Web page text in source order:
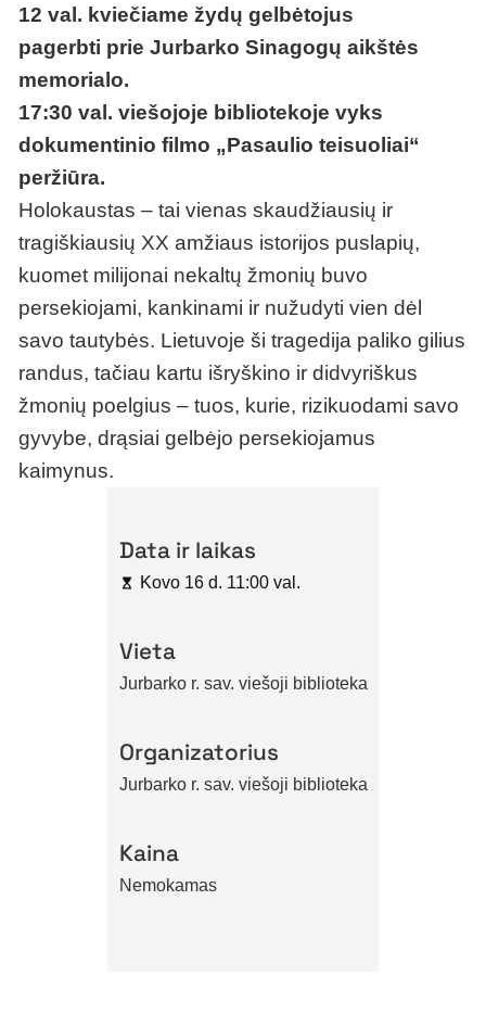
12 val. kviečiame žydų gelbėtojus
pagerbti prie Jurbarko Sinagogų aikštės
memorialo.
17:30 val. viešojoje bibliotekoje vyks
dokumentinio filmo „Pasaulio teisuoliai“
peržiūra.
Holokaustas – tai vienas skaudžiausių ir
tragiškiausių XX amžiaus istorijos puslapių,
kuomet milijonai nekaltų žmonių buvo
persekiojami, kankinami ir nužudyti vien dėl
savo tautybės. Lietuvoje ši tragedija paliko gilius
randus, tačiau kartu išryškino ir didvyriškus
žmonių poelgius – tuos, kurie, rizikuodami savo
gyvybe, drąsiai gelbėjo persekiojamus
kaimynus.
Data ir laikas
Kovo 16 d. 11:00 val.
Vieta
Jurbarko r. sav. viešoji biblioteka
Organizatorius
Jurbarko r. sav. viešoji biblioteka
Kaina
Nemokamas